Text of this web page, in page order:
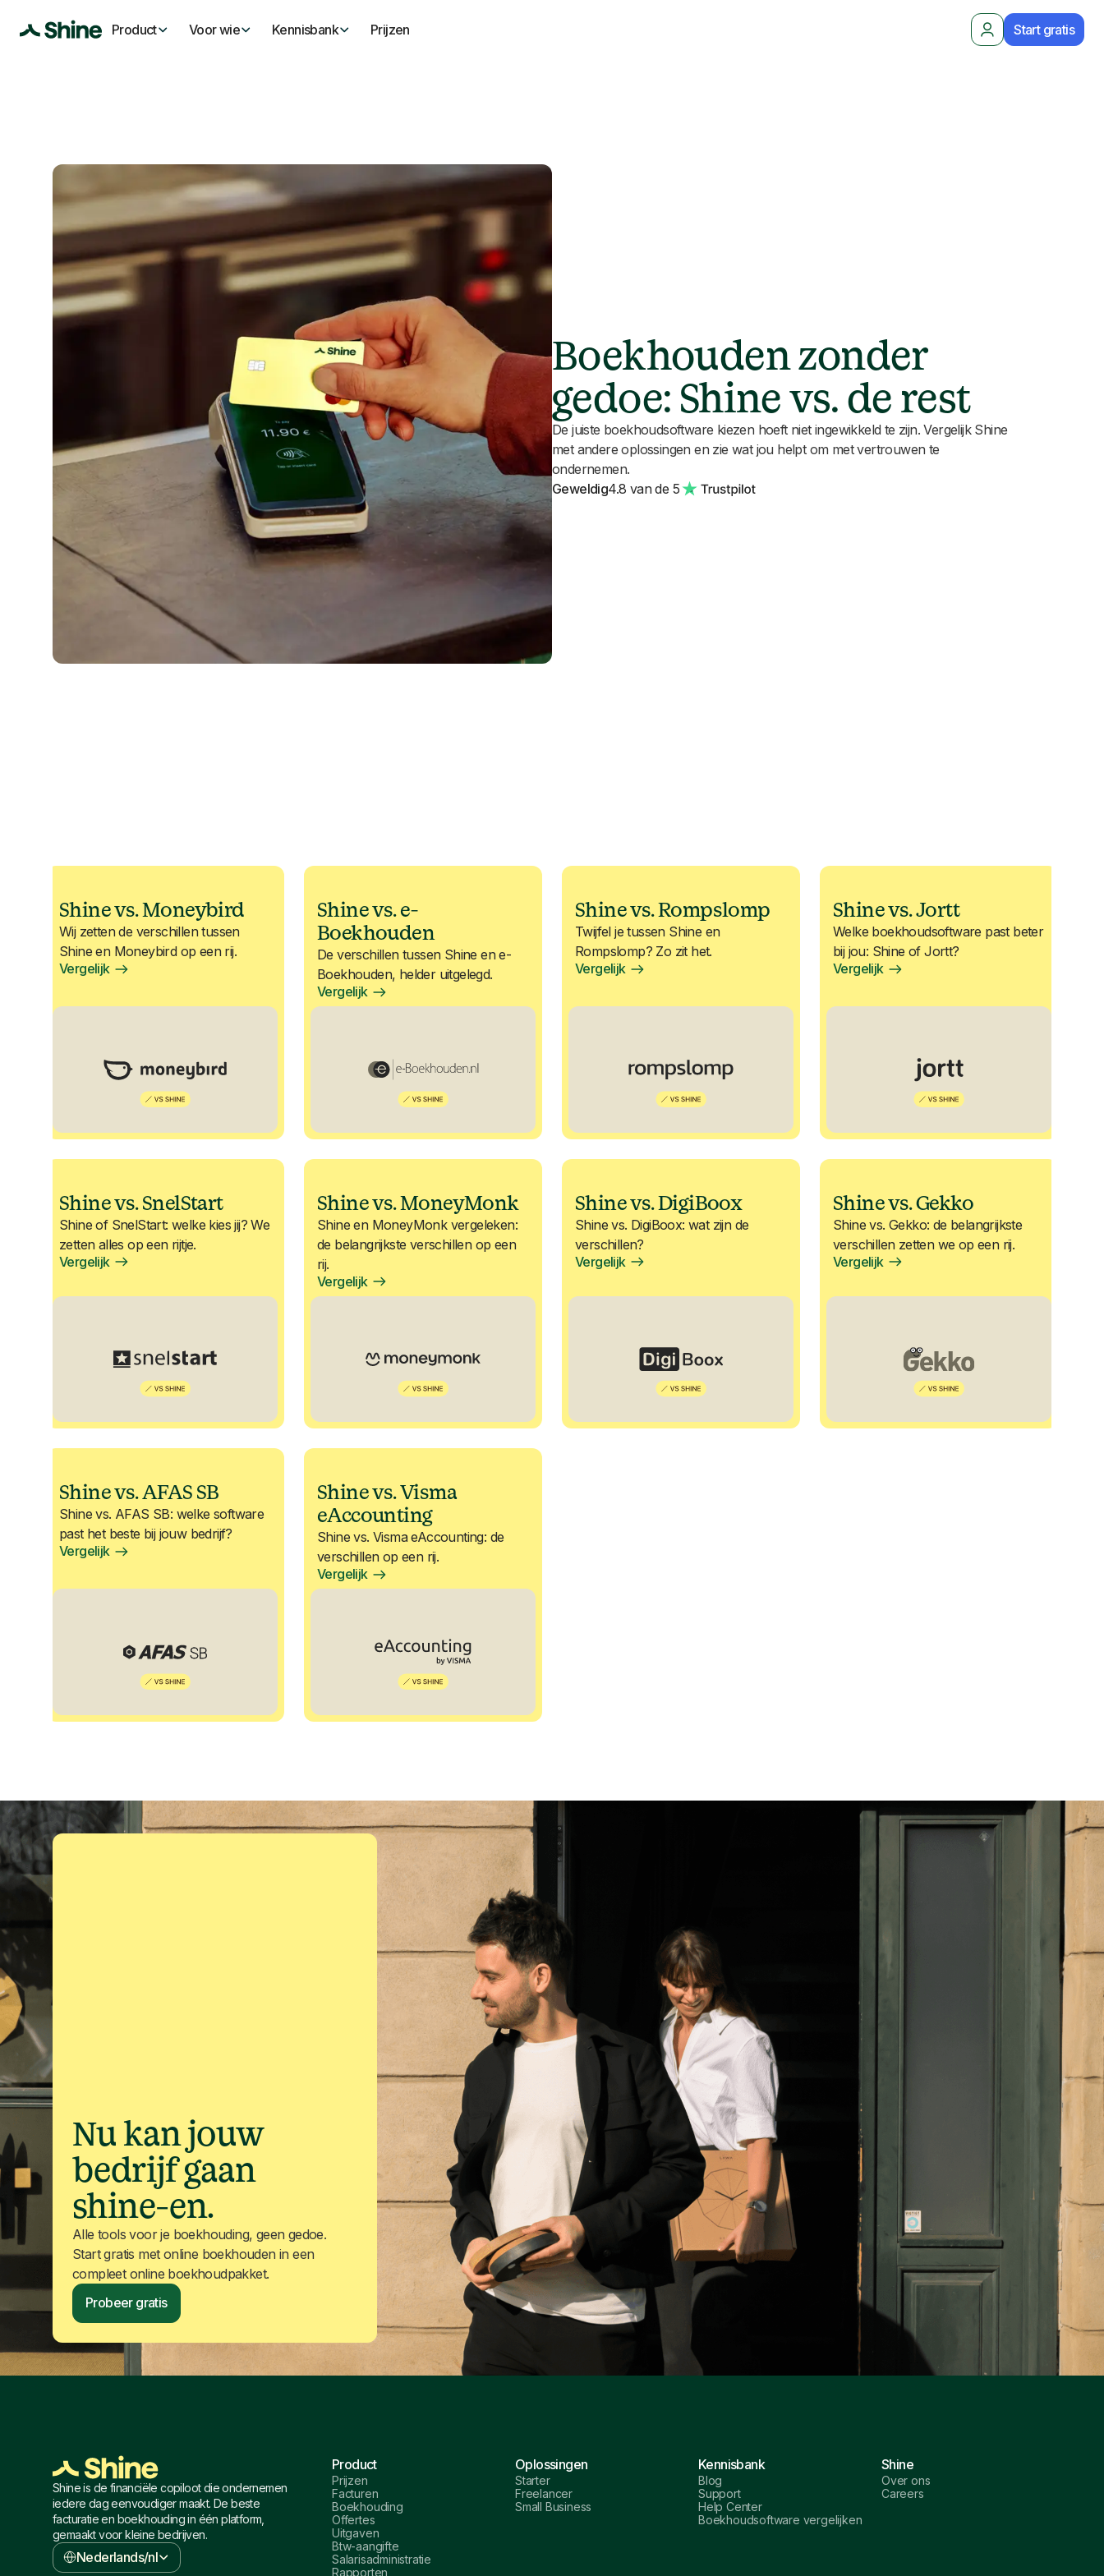
Product Voor wie Kennisbank Prijzen Start gratis
Boekhouden zonder
gedoe: Shine vs. de rest
De juiste boekhoudsoftware kiezen hoeft niet ingewikkeld te zijn. Vergelijk Shine
met andere oplossingen en zie wat jou helpt om met vertrouwen te
ondernemen.
Geweldig4.8 van de 5
Shine vs. Moneybird
Wij zetten de verschillen tussen
Shine en Moneybird op een rij.
Vergelijk
Shine vs. e-
Boekhouden
De verschillen tussen Shine en e-
Boekhouden, helder uitgelegd.
Vergelijk
Shine vs. Rompslomp
Twijfel je tussen Shine en
Rompslomp? Zo zit het.
Vergelijk
Shine vs. Jortt
Welke boekhoudsoftware past beter
bij jou: Shine of Jortt?
Vergelijk
Shine vs. SnelStart
Shine of SnelStart: welke kies jij? We
zetten alles op een rijtje.
Vergelijk
Shine vs. MoneyMonk
Shine en MoneyMonk vergeleken:
de belangrijkste verschillen op een
rij.
Vergelijk
Shine vs. DigiBoox
Shine vs. DigiBoox: wat zijn de
verschillen?
Vergelijk
Shine vs. Gekko
Shine vs. Gekko: de belangrijkste
verschillen zetten we op een rij.
Vergelijk
Shine vs. AFAS SB
Shine vs. AFAS SB: welke software
past het beste bij jouw bedrijf?
Vergelijk
Shine vs. Visma
eAccounting
Shine vs. Visma eAccounting: de
verschillen op een rij.
Vergelijk
Nu kan jouw
bedrijf gaan
shine-en.
Alle tools voor je boekhouding, geen gedoe.
Start gratis met online boekhouden in een
compleet online boekhoudpakket.
Probeer gratis
Shine is de financiële copiloot die ondernemen
iedere dag eenvoudiger maakt. De beste
facturatie en boekhouding in één platform,
gemaakt voor kleine bedrijven.
Nederlands/nl
Product
Prijzen
Facturen
Boekhouding
Offertes
Uitgaven
Btw-aangifte
Salarisadministratie
Rapporten
Oplossingen
Starter
Freelancer
Small Business
Kennisbank
Blog
Support
Help Center
Boekhoudsoftware vergelijken
Shine
Over ons
Careers